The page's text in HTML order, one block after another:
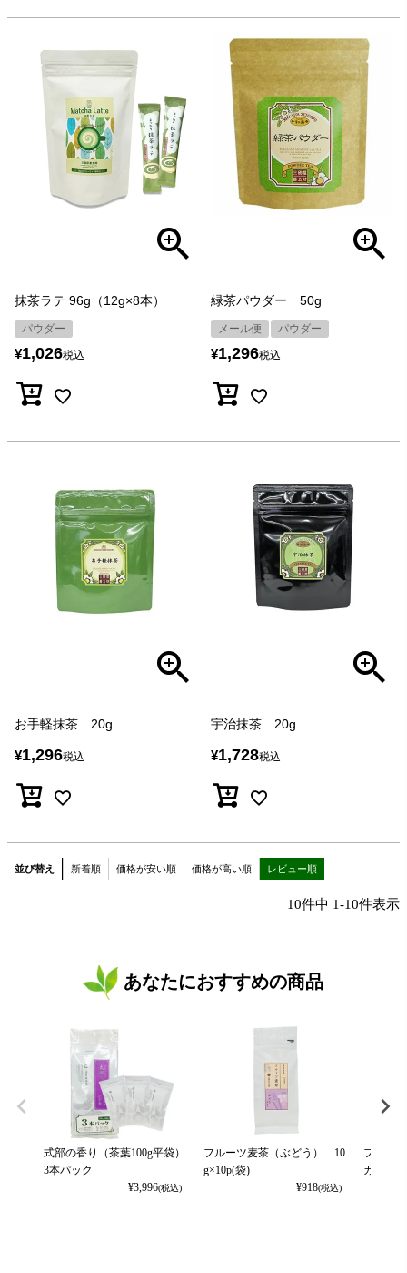
抹茶ラテ 96g（12g×8本）
パウダー
¥1,026税込
緑茶パウダー 50g
メール便 パウダー
¥1,296税込
お手軽抹茶 20g
¥1,296税込
宇治抹茶 20g
¥1,728税込
並び替え 新着順 価格が安い順 価格が高い順 レビュー順
10件中 1-10件表示
あなたにおすすめの商品
式部の香り（茶葉100g平袋）
3本パック
¥3,996(税込)
フルーツ麦茶（ぶどう） 10
g×10p(袋)
¥918(税込)
フルー
カット